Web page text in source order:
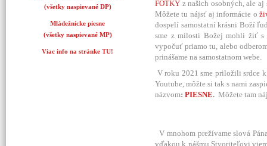
(všetky naspievané DP)
Mládežnícke piesne
(všetky naspievané MP)
Viac info na stránke TU!
FOTKY z našich osobných, ale
Môžete tu nájsť aj informácie o
dospelí samostatní krásni Boží
sme z milosti Božej mohli žiť s
vypočuť priamo tu, alebo
prinášame na samostatnom webe.
V roku 2021 sme priložili srdce
Youtube, môžte si tak s nami
názvom: PIESNE. Môžete tam
V mnohom prežívame slová
vďakou k nášmu Stvoriteľovi